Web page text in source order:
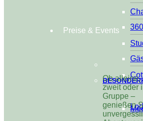
Preise & Events
Ob alleine,
zweit oder
Gruppe –
genießen